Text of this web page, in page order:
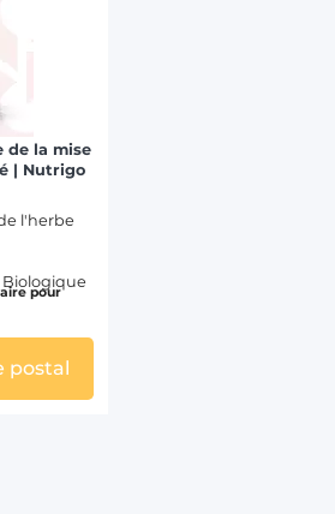
de la mise
| Nutrigo
l'herbe
pour
postal